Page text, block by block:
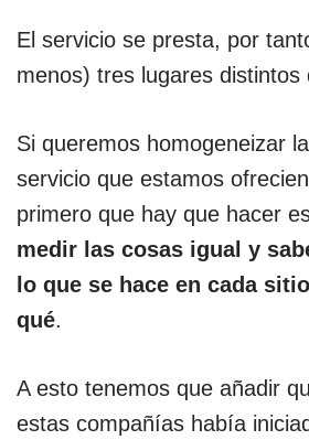
El servicio se presta, por
menos) tres lugares distintos
Si queremos homogeneizar
servicio que estamos
primero que hay que hacer
medir las cosas igual y
lo que se hace en cada
qué.
A esto tenemos que añadir
estas compañías había